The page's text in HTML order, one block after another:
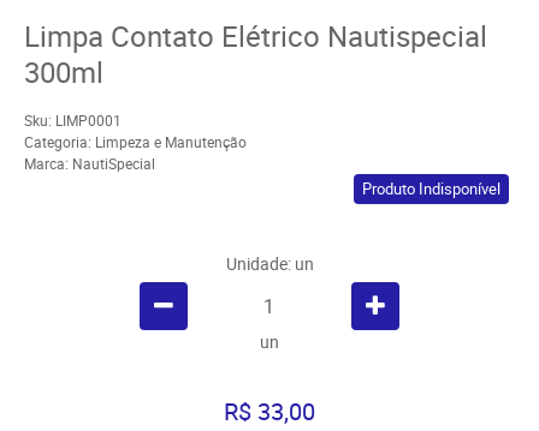
Limpa Contato Elétrico Nautispecial
300ml
Sku: LIMP0001
Categoria: Limpeza e Manutenção
Marca: NautiSpecial
Produto Indisponível
Unidade: un
un
R$ 33,00